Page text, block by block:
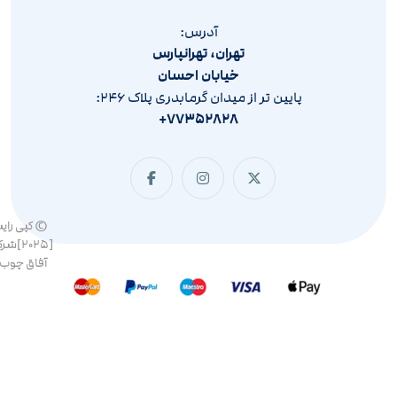
آدرس:
تهران، تهرانپارس
خیابان احسان
پایین تر از میدان گرمابدری پلاک ۲۴۶:
۷۷۳۵۲۸۲۸+
© کپی
آفاق